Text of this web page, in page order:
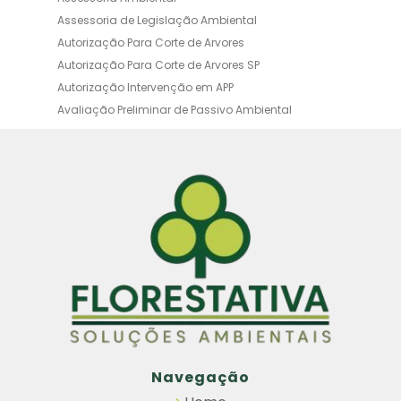
Assessoria de Legislação Ambiental
Autorização Para Corte de Arvores
Autorização Para Corte de Arvores SP
Autorização Intervenção em APP
Avaliação Preliminar de Passivo Ambiental
Certificado de Movimentação de Resíduos de
Certificado de Movimentação de Resíduos de
Interesse Ambiental Cadri
Consultoria Ambiental Orçamento
Consultoria Ambiental SP
Consultoria de Compensação Ambiental
Consultoria Licenciamento Ambiental
Elaboração de Estudos Ambientais
Empresa de Gestão de Resíduos Sólidos
Navegação